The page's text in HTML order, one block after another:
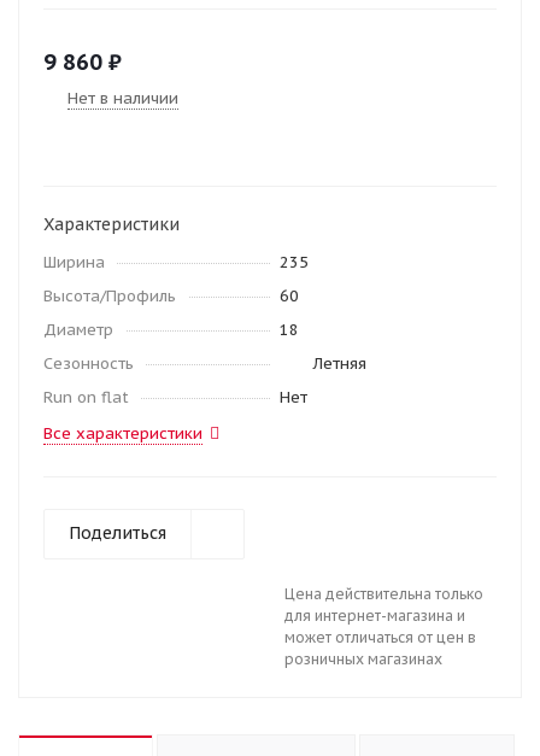
9 860 ₽
Нет в наличии
Характеристики
Ширина
235
Высота/Профиль
60
Диаметр
18
Сезонность
Летняя
Run on flat
Нет
Все характеристики
Поделиться
Цена действительна только
для интернет-магазина и
может отличаться от цен в
розничных магазинах